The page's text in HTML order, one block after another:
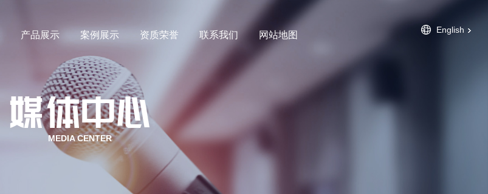
English
媒体动态
产品展示 案例展示 资质荣誉 联系我们 网站地图
MEDIA CENTER